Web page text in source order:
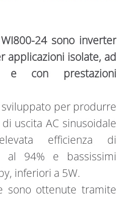
24 sono inverter
applicazioni isolate, ad
e con prestazioni
per produrre
uscita AC sinusoidale
efficienza di
al 94% e bassissimi
inferiori a 5W.
sono ottenute tramite